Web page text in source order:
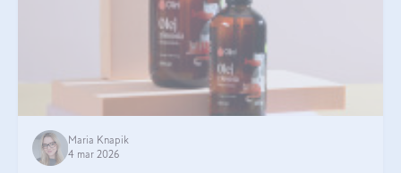
Maria Knapik
4 mar 2026